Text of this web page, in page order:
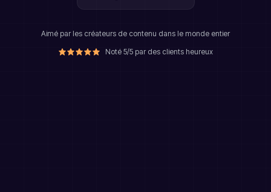
Aimé par les créateurs de contenu dans le monde entier
Noté 5/5 par des clients heureux